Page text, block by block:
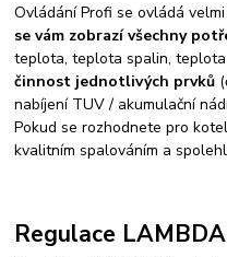
Ovládání Profi se ovládá
se vám zobrazí všechny
teplota, teplota spalin, teplota
činnost jednotlivých prvků
nabíjení TUV / akumulační
Pokud se rozhodnete pro
kvalitním spalováním a
Regulace